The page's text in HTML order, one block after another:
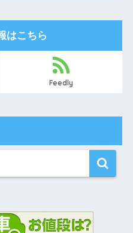
はこちら
Feedly